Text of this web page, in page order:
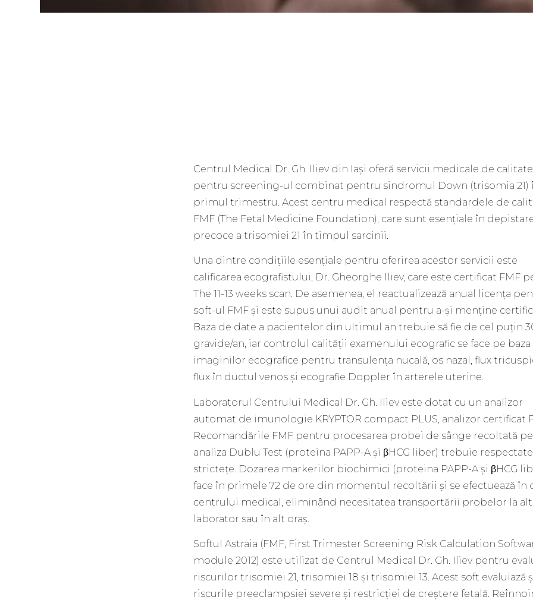
Centrul Medical Dr. Gh. Iliev din Iași oferă servicii medicale de calitate
pentru screening-ul combinat pentru sindromul Down (trisomia 21)
primul trimestru. Acest centru medical respectă standardele de
FMF (The Fetal Medicine Foundation), care sunt esențiale în
precoce a trisomiei 21 în timpul sarcinii.
Una dintre condițiile esențiale pentru oferirea acestor servicii este
calificarea ecografistului, Dr. Gheorghe Iliev, care este certificat FMF
The 11-13 weeks scan. De asemenea, el reactualizează anual licența
soft-ul FMF și este supus unui audit anual pentru a-și menține
Baza de date a pacientelor din ultimul an trebuie să fie de cel puțin
gravide/an, iar controlul calității examenului ecografic se face pe baza
imaginilor ecografice pentru transulența nucală, os nazal, flux
flux în ductul venos și ecografie Doppler în arterele uterine.
Laboratorul Centrului Medical Dr. Gh. Iliev este dotat cu un analizor
automat de imunologie KRYPTOR compact PLUS, analizor certificat
Recomandările FMF pentru procesarea probei de sânge recoltată
analiza Dublu Test (proteina PAPP-A și βHCG liber) trebuie
strictețe. Dozarea markerilor biochimici (proteina PAPP-A și βHCG
face în primele 72 de ore din momentul recoltării și se efectuează în
centrului medical, eliminând necesitatea transportării probelor la alt
laborator sau în alt oraș.
Softul Astraia (FMF, First Trimester Screening Risk Calculation
module 2012) este utilizat de Centrul Medical Dr. Gh. Iliev pentru
riscurilor trisomiei 21, trisomiei 18 și trisomiei 13. Acest soft evaluiază
riscurile preeclampsiei severe și restricției de creștere fetală.